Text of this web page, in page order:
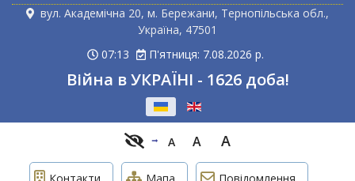
вул. Академічна 20, м. Бережани, Тернопільська обл.,
Україна, 47501
07:13
П'ятниця: 7.08.2026 р.
Війна в УКРАЇНІ - 1626 доба!
A A A